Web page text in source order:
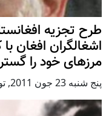
طرح تجزیه
اشغالگران افغان
مرزهای خود را
پنج شنبه 23 جون 2011 ,